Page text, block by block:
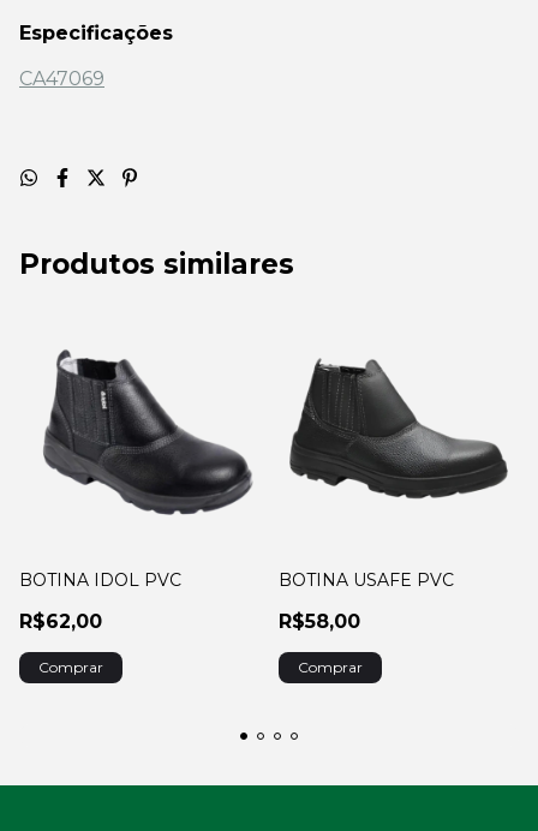
Especificações
CA47069
Produtos similares
BOTINA IDOL PVC
R$62,00
Comprar
BOTINA USAFE PVC
R$58,00
Comprar